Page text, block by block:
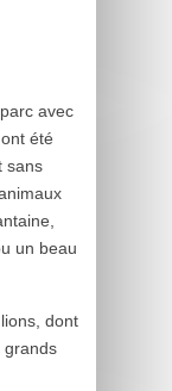
avec
été
sans
un beau
dont
grands